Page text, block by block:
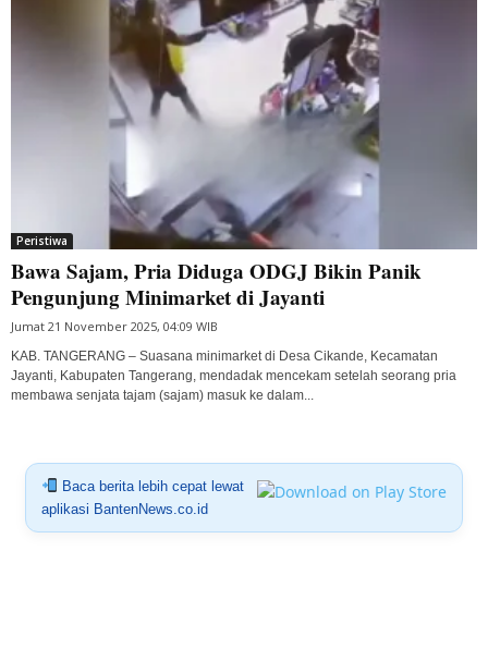
Peristiwa
Bawa Sajam, Pria Diduga ODGJ Bikin Panik
Pengunjung Minimarket di Jayanti
Jumat 21 November 2025, 04:09 WIB
KAB. TANGERANG – Suasana minimarket di Desa Cikande, Kecamatan
Jayanti, Kabupaten Tangerang, mendadak mencekam setelah seorang pria
membawa senjata tajam (sajam) masuk ke dalam...
Baca berita lebih cepat lewat
aplikasi BantenNews.co.id